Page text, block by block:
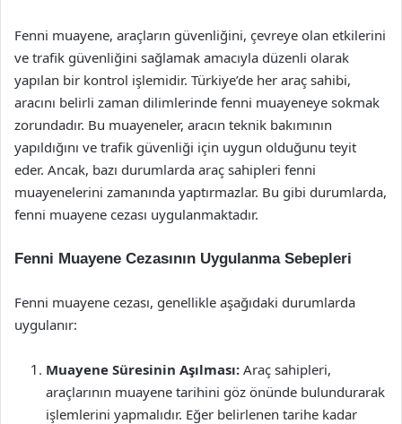
Fenni muayene, araçların güvenliğini, çevreye olan etkilerini
ve trafik güvenliğini sağlamak amacıyla düzenli olarak
yapılan bir kontrol işlemidir. Türkiye’de her araç sahibi,
aracını belirli zaman dilimlerinde fenni muayeneye sokmak
zorundadır. Bu muayeneler, aracın teknik bakımının
yapıldığını ve trafik güvenliği için uygun olduğunu teyit
eder. Ancak, bazı durumlarda araç sahipleri fenni
muayenelerini zamanında yaptırmazlar. Bu gibi durumlarda,
fenni muayene cezası uygulanmaktadır.
Fenni Muayene Cezasının Uygulanma Sebepleri
Fenni muayene cezası, genellikle aşağıdaki durumlarda
uygulanır:
Muayene Süresinin Aşılması: Araç sahipleri,
araçlarının muayene tarihini göz önünde bulundurarak
işlemlerini yapmalıdır. Eğer belirlenen tarihe kadar